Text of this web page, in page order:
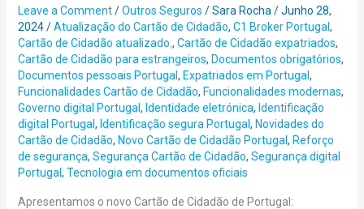
Leave a Comment /Outros Seguros /Sara Rocha /Junho 28,
2024/Atualização do Cartão de Cidadão, C1 Broker Portugal,
Cartão de Cidadão atualizado. , Cartão de Cidadão expatriados,
Cartão de Cidadão para estrangeiros, Documentos obrigatórios,
Documentos pessoais Portugal, Expatriados em Portugal,
Funcionalidades Cartão de Cidadão, Funcionalidades modernas,
Governo digital Portugal, Identidade eletrónica, Identificação
digital Portugal, Identificação segura Portugal, Novidades do
Cartão de Cidadão, Novo Cartão de Cidadão Portugal, Reforço
de segurança, Segurança Cartão de Cidadão, Segurança digital
Portugal, Tecnologia em documentos oficiais
Apresentamos o novo Cartão de Cidadão de Portugal:
de
Portugal:
Funcionalidades
e
segurança
reforçadas